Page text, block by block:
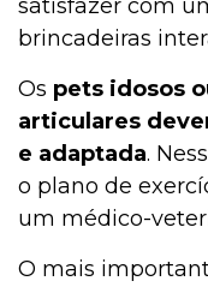
satisfazer com
brincadeiras
Os pets idosos
articulares
e adaptada.
o plano de
um médico-
O mais